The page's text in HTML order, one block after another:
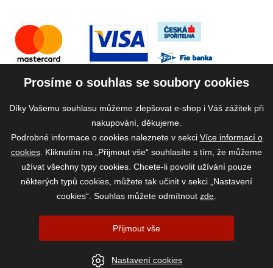
2026 ©www.vase-krmivo.cz- Tomáš Kroupa e-shop, Kanice 307, 664 01
Brno-venkov, IČ: 75785439
Prosíme o souhlas se soubory cookies
Díky Vašemu souhlasu můžeme zlepšovat e-shop i Váš zážitek při
nakupování, děkujeme.
Podrobné informace o cookies naleznete v sekci Více informací o
cookies . Kliknutím na „Přijmout vše“ souhlasíte s tím, že můžeme
užívat všechny typy cookies. Chcete-li povolit užívání pouze
některých typů cookies, můžete tak učinit v sekci „Nastavení
cookies“. Souhlas můžete odmítnout zde
Přijmout vše
Nastavení cookies